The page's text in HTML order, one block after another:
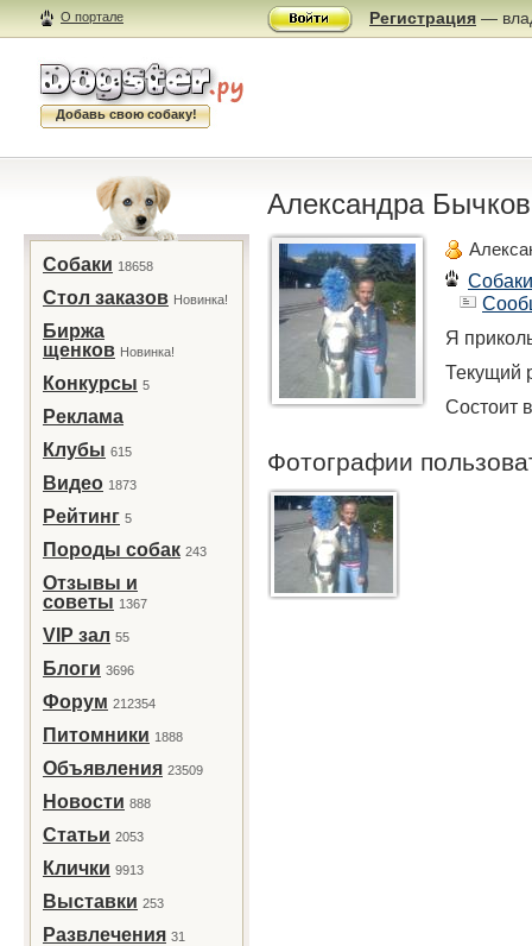
О портале Регистрация —
Добавь свою собаку!
Собаки 18658
Стол заказов Новинка!
Биржа
щенков Новинка!
Конкурсы 5
Реклама
Клубы 615
Видео 1873
Рейтинг 5
Породы собак 243
Отзывы и
советы 1367
VIP зал 55
Блоги 3696
Форум 212354
Питомники 1888
Объявления 23509
Новости 888
Статьи 2053
Клички 9913
Выставки 253
Развлечения 31
Александра
Собаки
Я
Текущий
Состоит
Фотографии